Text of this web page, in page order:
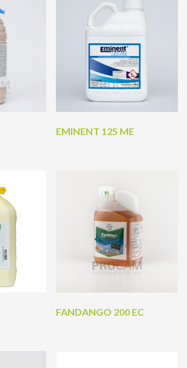
EMINENT 125 ME
FANDANGO 200 EC